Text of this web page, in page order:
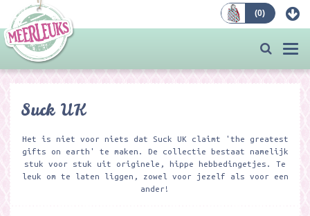
(0)
Suck UK
Het is niet voor niets dat Suck UK claimt 'the greatest
gifts on earth' te maken. De collectie bestaat namelijk
stuk voor stuk uit originele, hippe hebbedingetjes. Te
leuk om te laten liggen, zowel voor jezelf als voor een
ander!